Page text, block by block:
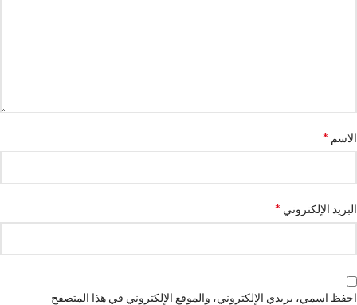
الاسم *
البريد الإلكتروني *
احفظ اسمي، بريدي الإلكتروني، والموقع الإلكتروني في هذا المتصفح